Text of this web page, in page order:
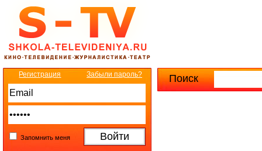
Поиск
Регистрация Забыли пароль?
Запомнить меня